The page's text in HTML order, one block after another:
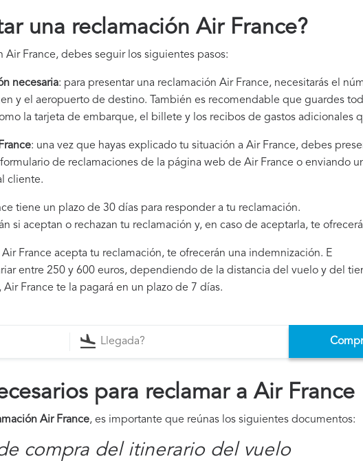
una reclamación Air France?
Air France, debes seguir los siguientes pasos:
necesaria: para presentar una reclamación Air France, necesitarás el
y el aeropuerto de destino. También es recomendable que guardes
la tarjeta de embarque, el billete y los recibos de gastos adicionales
: una vez que hayas explicado tu situación a Air France, debes
de reclamaciones de la página web de Air France o enviando
cliente.
tiene un plazo de 30 días para responder a tu reclamación.
si aceptan o rechazan tu reclamación y, en caso de aceptarla, te
Air France acepta tu reclamación, te ofrecerán una indemnización. E
entre 250 y 600 euros, dependiendo de la distancia del vuelo y del
France te la pagará en un plazo de 7 días.
para reclamar a Air France
Air France, es importante que reúnas los siguientes documentos:
compra del itinerario del vuelo